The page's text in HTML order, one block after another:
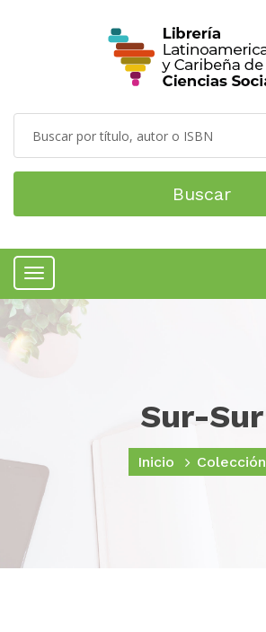
Buscar
Menú
Sur-Sur
Inicio Colección